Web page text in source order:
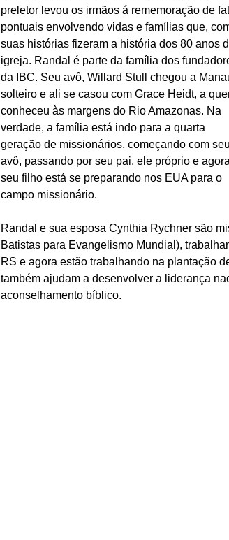
preletor levou os irmãos á rememoração de
pontuais envolvendo vidas e famílias que,
suas histórias fizeram a história dos 80 anos
igreja. Randal é parte da família dos
da IBC. Seu avô, Willard Stull chegou a
solteiro e ali se casou com Grace Heidt, a
conheceu às margens do Rio Amazonas. Na
verdade, a família está indo para a quarta
geração de missionários, começando com seu
avô, passando por seu pai, ele próprio e agora
seu filho está se preparando nos EUA para o
campo missionário.
Randal e sua esposa Cynthia Rychner são
Batistas para Evangelismo Mundial),
RS e agora estão trabalhando na plantação
também ajudam a desenvolver a liderança
aconselhamento bíblico.